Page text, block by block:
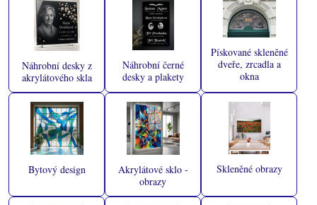
Náhrobní desky z
akrylátového skla
Náhrobní černé
desky a plakety
Pískované skleněné
dveře, zrcadla a
okna
Bytový design
Akrylátové sklo -
obrazy
Skleněné obrazy